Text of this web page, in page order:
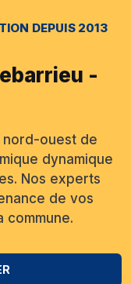
DEPUIS 2013
-
ouest de
dynamique
Nos experts
de vos
commune.